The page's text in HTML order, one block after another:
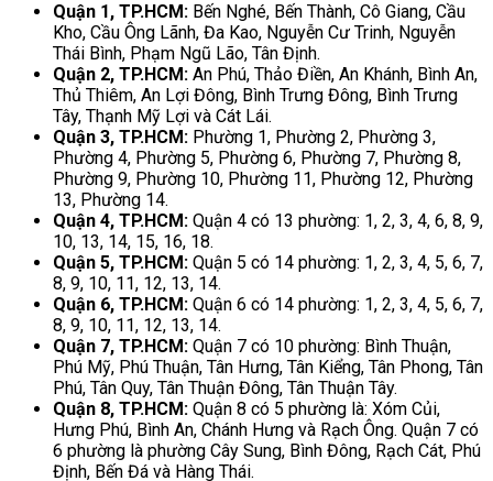
Quận 1, TP.HCM: Bến Nghé, Bến Thành, Cô Giang, Cầu
Kho, Cầu Ông Lãnh, Đa Kao, Nguyễn Cư Trinh, Nguyễn
Thái Bình, Phạm Ngũ Lão, Tân Định.
Quận 2, TP.HCM: An Phú, Thảo Điền, An Khánh, Bình An,
Thủ Thiêm, An Lợi Đông, Bình Trưng Đông, Bình Trưng
Tây, Thạnh Mỹ Lợi và Cát Lái.
Quận 3, TP.HCM: Phường 1, Phường 2, Phường 3,
Phường 4, Phường 5, Phường 6, Phường 7, Phường 8,
Phường 9, Phường 10, Phường 11, Phường 12, Phường
13, Phường 14.
Quận 4, TP.HCM: Quận 4 có 13 phường: 1, 2, 3, 4, 6, 8, 9,
10, 13, 14, 15, 16, 18.
Quận 5, TP.HCM: Quận 5 có 14 phường: 1, 2, 3, 4, 5, 6, 7,
8, 9, 10, 11, 12, 13, 14.
Quận 6, TP.HCM: Quận 6 có 14 phường: 1, 2, 3, 4, 5, 6, 7,
8, 9, 10, 11, 12, 13, 14.
Quận 7, TP.HCM: Quận 7 có 10 phường: Bình Thuận,
Phú Mỹ, Phú Thuận, Tân Hưng, Tân Kiểng, Tân Phong, Tân
Phú, Tân Quy, Tân Thuận Đông, Tân Thuận Tây.
Quận 8, TP.HCM: Quận 8 có 5 phường là: Xóm Củi,
Hưng Phú, Bình An, Chánh Hưng và Rạch Ông. Quận 7 có
6 phường là phường Cây Sung, Bình Đông, Rạch Cát, Phú
Định, Bến Đá và Hàng Thái.